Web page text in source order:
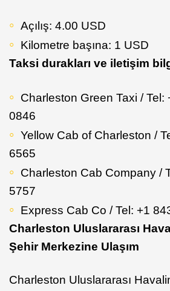
Açılış: 4.00 USD
Kilometre başına: 1 USD
Taksi durakları ve iletişim
Charleston Green Taxi / Tel:
0846
Yellow Cab of Charleston /
6565
Charleston Cab Company /
5757
Express Cab Co / Tel: +1
Charleston Uluslararası
Şehir Merkezine Ulaşım
Charleston Uluslararası